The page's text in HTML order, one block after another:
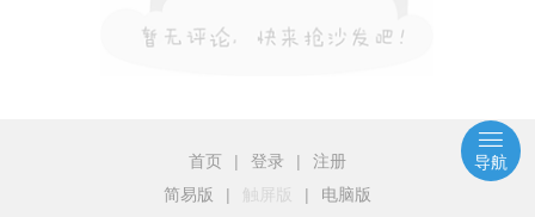
首页 | 登录 |
注册
简易版
| 触屏版 | 电脑版
导航